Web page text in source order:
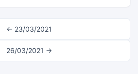
← 23/03/2021
26/03/2021 →